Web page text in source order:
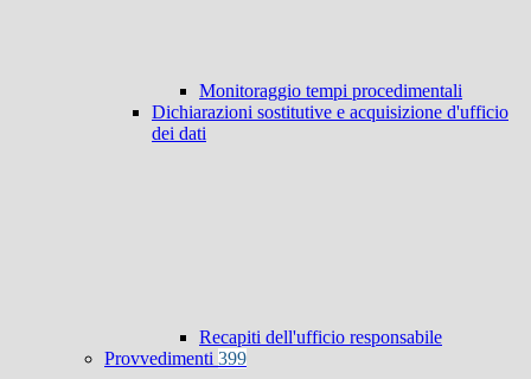
Monitoraggio tempi procedimentali
Dichiarazioni sostitutive e acquisizione d'ufficio
dei dati
Recapiti dell'ufficio responsabile
Provvedimenti 399